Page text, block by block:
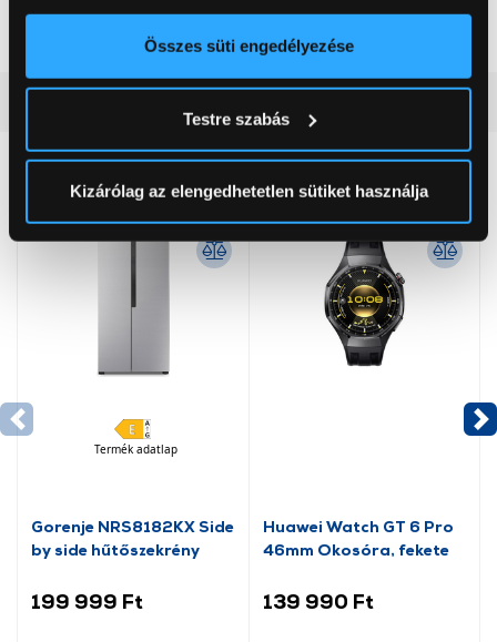
elhelyezkedéséről pár méteres pontossággal
Az Ön készülékén beazonosítása annak konkrét
módjairól és adja meg preferenciáit aRészletek
pontban. Bármikor módosíthatja vagy visszavonhatja a
Sütinyilatkozathoz való hozzájárulását.
okat használ, melyeket az Ön gépén tárol a rendszer. A
cookie-k személyazonosítására nem alkalmasak,
szolgáltatásaink biztosításához szükségesek. Az oldal
használatával Ön elfogadja a cookie-k használatát.
További információk:
Adatvédelem
Összes süti engedélyezése
Testre szabás
Kizárólag az elengedhetetlen sütiket használja
Ezüst
Termék adatlap
Gorenje NRS8182KX Side
by side hűtőszekrény
199 999 Ft
Huawei Watch GT 6 Pro
46mm Okosóra, fekete
139 990 Ft